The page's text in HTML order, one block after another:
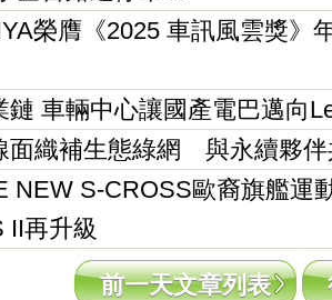
榮膺《2025 車訊風雲獎》
鏈 車輛中心讓國產電巴邁向
面織補生態綠網 與永續夥伴
NEW S-CROSS歐裔旗艦運
II再升級
前一天文章列表